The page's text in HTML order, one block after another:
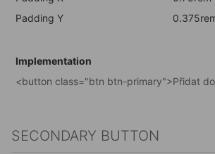
Padding Y
Implementation
<button class="btn btn-primary">Přidat
SECONDARY BUTTON